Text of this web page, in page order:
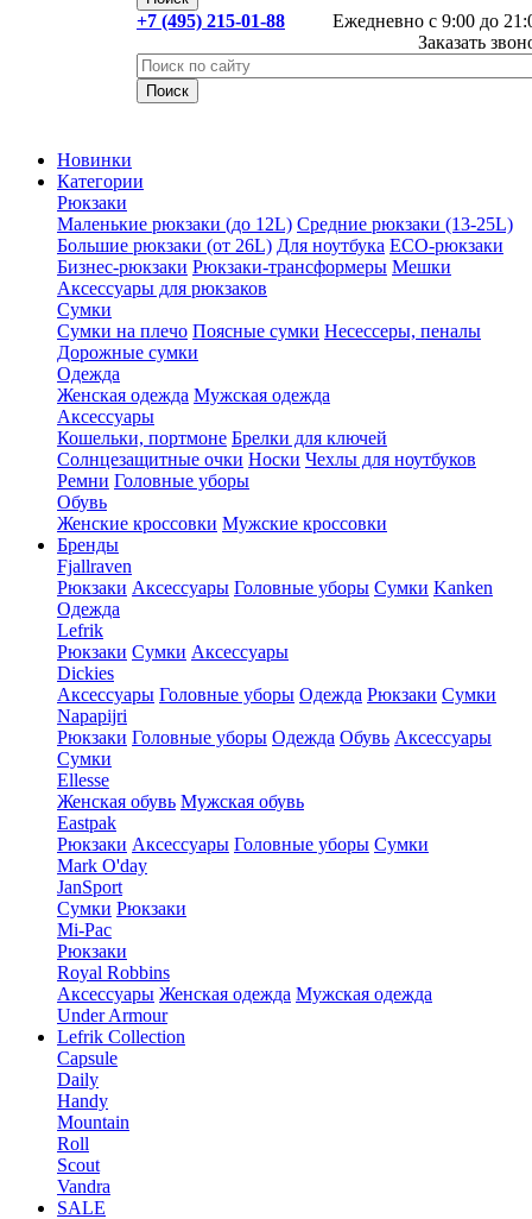
Ежедневно с 9:00 до
+7 (495) 215-01-88
Заказать
Новинки
Категории
Рюкзаки
Маленькие рюкзаки (до 12L) Средние рюкзаки (13-25L)
Большие рюкзаки (от 26L) Для ноутбука ECO-рюкзаки
Бизнес-рюкзаки Рюкзаки-трансформеры Мешки
Аксессуары для рюкзаков
Сумки
Сумки на плечо Поясные сумки Несессеры, пеналы
Дорожные сумки
Одежда
Женская одежда Мужская одежда
Аксессуары
Кошельки, портмоне Брелки для ключей
Солнцезащитные очки Носки Чехлы для ноутбуков
Ремни Головные уборы
Обувь
Женские кроссовки Мужские кроссовки
Бренды
Fjallraven
Рюкзаки Аксессуары Головные уборы Сумки Kanken
Одежда
Lefrik
Рюкзаки Сумки Аксессуары
Dickies
Аксессуары Головные уборы Одежда Рюкзаки Сумки
Napapijri
Рюкзаки Головные уборы Одежда Обувь Аксессуары
Сумки
Ellesse
Женская обувь Мужская обувь
Eastpak
Рюкзаки Аксессуары Головные уборы Сумки
Mark O'day
JanSport
Сумки Рюкзаки
Mi-Pac
Рюкзаки
Royal Robbins
Аксессуары Женская одежда Мужская одежда
Under Armour
Lefrik Collection
Capsule
Daily
Handy
Mountain
Roll
Scout
Vandra
SALE